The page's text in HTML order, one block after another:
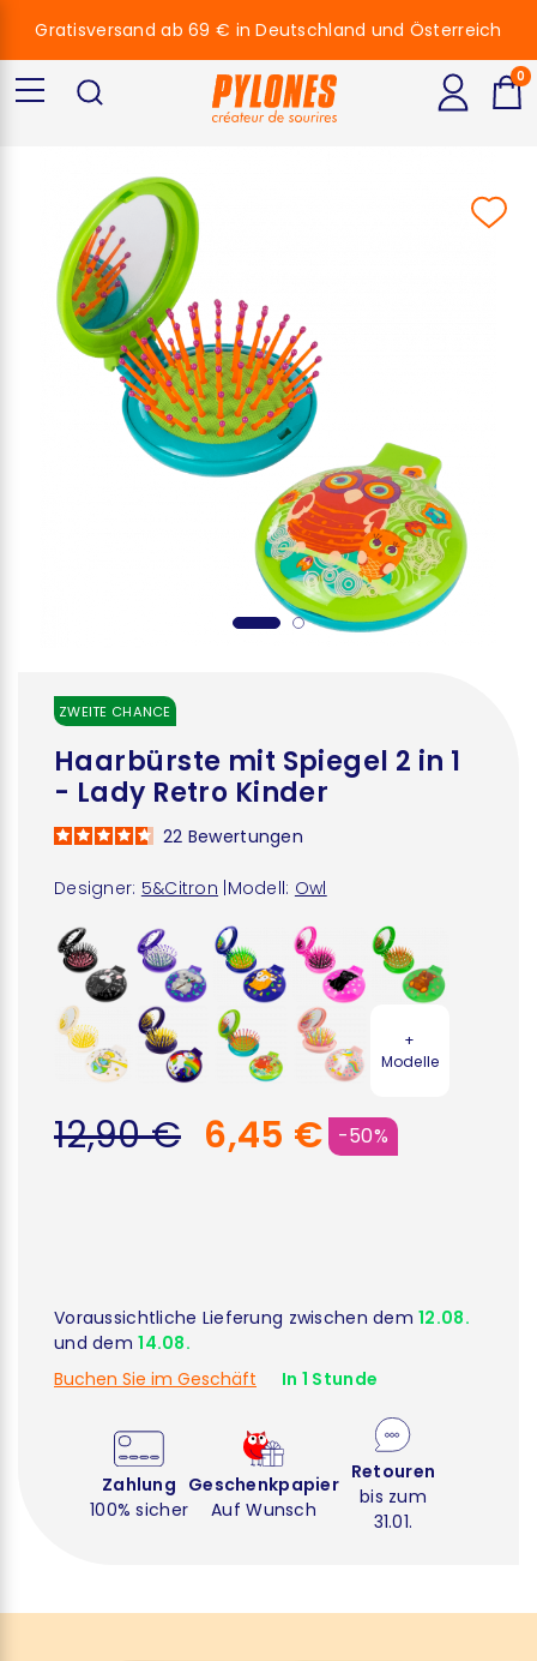
ZWEITE CHANCE
Haarbürste mit Spiegel 2 in 1
- Lady Retro Kinder
Designer: 5&Citron Modell: Owl
22 Bewertungen
+
Modelle
12,90 € -50%
6,45 €
Voraussichtliche Lieferung zwischen dem12.08.
und dem14.08.
Buchen Sie im Geschäft
In 1 Stunde
Zahlung
100% sicher
Geschenkpapier
Auf Wunsch
Retouren
bis zum
31.01.
Gratisversand ab 69 € in Deutschland und Österreich
0